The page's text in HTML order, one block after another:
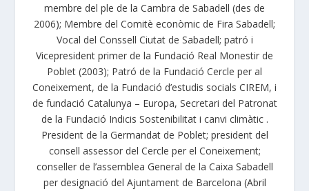
membre del ple de la Cambra de Sabadell (des de
2006); Membre del Comitè econòmic de Fira Sabadell;
Vocal del Conssell Ciutat de Sabadell; patró i
Vicepresident primer de la Fundació Real Monestir de
Poblet (2003); Patró de la Fundació Cercle per al
Coneixement, de la Fundació d’estudis socials CIREM, i
de fundació Catalunya – Europa, Secretari del Patronat
de la Fundació Indicis Sostenibilitat i canvi climàtic .
President de la Germandat de Poblet; president del
consell assessor del Cercle per el Coneixement;
conseller de l’assemblea General de la Caixa Sabadell
per designació del Ajuntament de Barcelona (Abril